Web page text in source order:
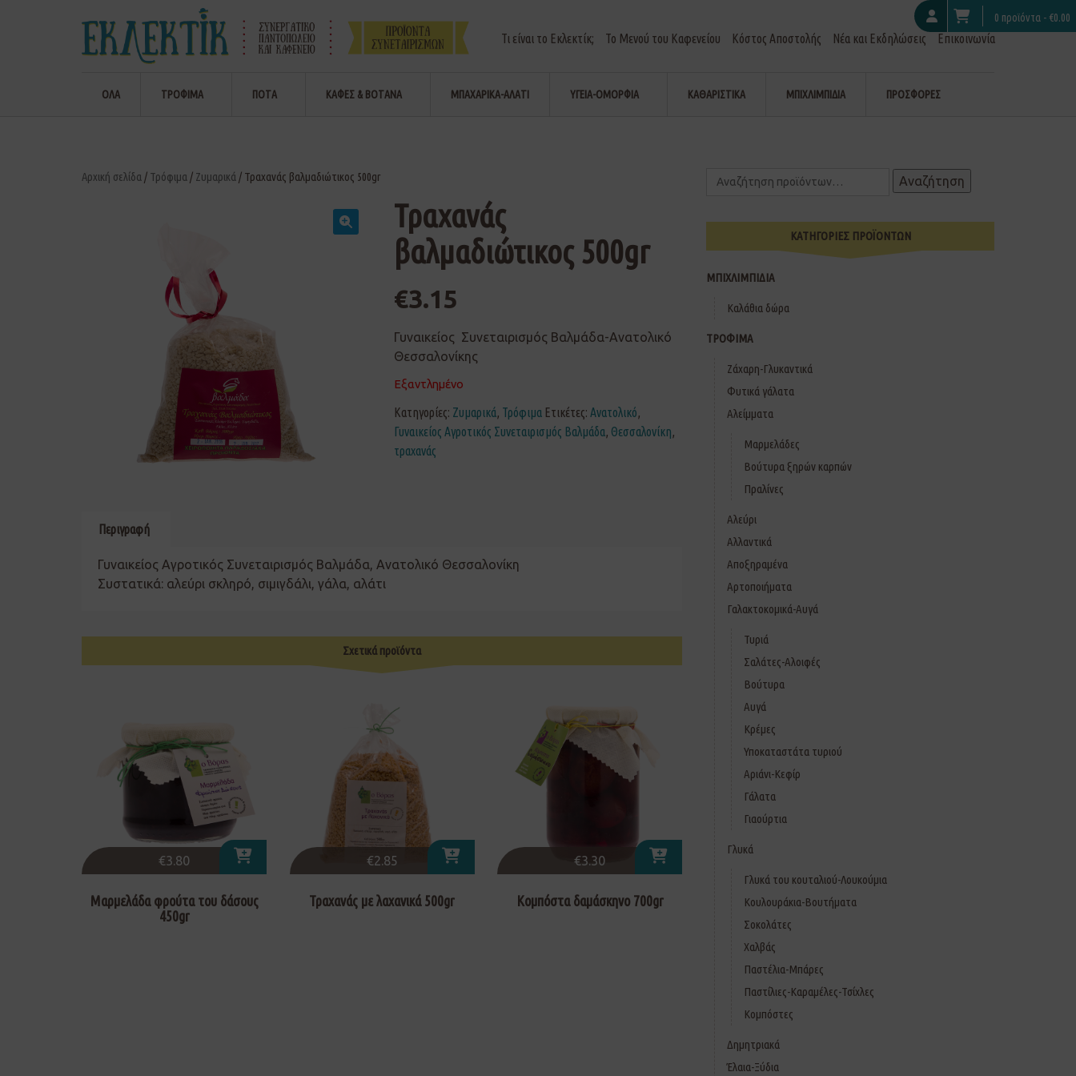
0 προϊόντα - €0.00
Τι είναι το Εκλεκτίκ; Το Μενού του Καφενείου Κόστος Αποστολής Νέα και Εκδηλώσεις Επικοινωνία
ΟΛΑ ΤΡΟΦΙΜΑ ΠΟΤΑ ΚΑΦΕΣ & ΒΟΤΑΝΑ ΜΠΑΧΑΡΙΚΑ-ΑΛΑΤΙ ΥΓΕΙΑ-ΟΜΟΡΦΙΑ ΚΑΘΑΡΙΣΤΙΚΑ ΜΠΙΧΛΙΜΠΙΔΙΑ ΠΡΟΣΦΟΡΕΣ
Αρχική σελίδα / Τρόφιμα / Ζυμαρικά / Τραχανάς βαλμαδιώτικος 500gr
Τραχανάς
βαλμαδιώτικος 500gr
€3.15
Γυναικείος Συνεταιρισμός Βαλμάδα-Ανατολικό
Θεσσαλονίκης
Εξαντλημένο
Κατηγορίες: Ζυμαρικά, Τρόφιμα Ετικέτες: Ανατολικό,
Γυναικείος Αγροτικός Συνεταιρισμός Βαλμάδα, Θεσσαλονίκη,
τραχανάς
Περιγραφή
Γυναικείος Αγροτικός Συνεταιρισμός Βαλμάδα, Ανατολικό Θεσσαλονίκη
Συστατικά: αλεύρι σκληρό, σιμιγδάλι, γάλα, αλάτι
Σχετικά προϊόντα
€3.80
Μαρμελάδα φρούτα του δάσους
450gr
€2.85
Τραχανάς με λαχανικά 500gr
€3.30
Κομπόστα δαμάσκηνο 700gr
Αναζήτηση
ΚΑΤΗΓΟΡΙΕΣ ΠΡΟΪΟΝΤΩΝ
ΜΠΙΧΛΙΜΠΙΔΙΑ
Καλάθια δώρα
ΤΡΟΦΙΜΑ
Ζάχαρη-Γλυκαντικά
Φυτικά γάλατα
Αλείμματα
Μαρμελάδες
Βούτυρα ξηρών καρπών
Πραλίνες
Αλεύρι
Αλλαντικά
Αποξηραμένα
Αρτοποιήματα
Γαλακτοκομικά-Αυγά
Τυριά
Σαλάτες-Αλοιφές
Βούτυρα
Αυγά
Κρέμες
Υποκαταστάτα τυριού
Αριάνι-Κεφίρ
Γάλατα
Γιαούρτια
Γλυκά
Γλυκά του κουταλιού-Λουκούμια
Κουλουράκια-Βουτήματα
Σοκολάτες
Χαλβάς
Παστέλια-Μπάρες
Παστίλιες-Καραμέλες-Τσίχλες
Κομπόστες
Δημητριακά
Έλαια-Ξύδια